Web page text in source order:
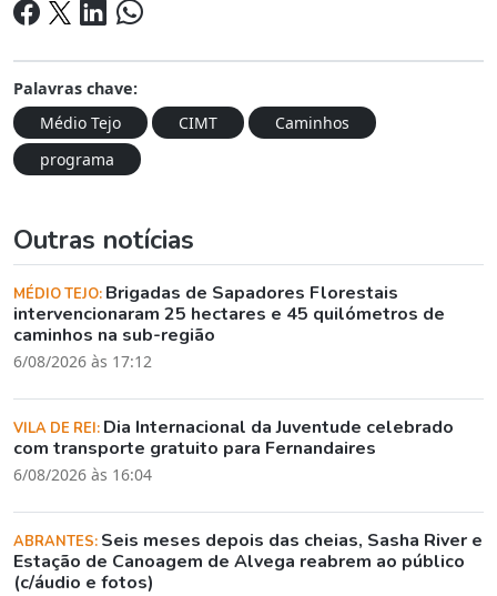
Palavras chave:
Médio Tejo
CIMT
Caminhos
programa
Outras notícias
MÉDIO TEJO: Brigadas de Sapadores Florestais
intervencionaram 25 hectares e 45 quilómetros de
caminhos na sub-região
6/08/2026 às 17:12
VILA DE REI: Dia Internacional da Juventude celebrado
com transporte gratuito para Fernandaires
6/08/2026 às 16:04
ABRANTES: Seis meses depois das cheias, Sasha River e
Estação de Canoagem de Alvega reabrem ao público
(c/áudio e fotos)